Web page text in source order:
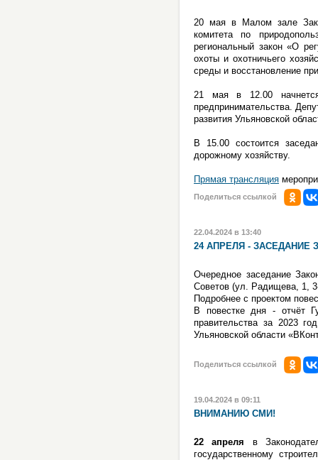
20 мая в Малом зале
комитета по
региональный закон «О
охоты и охотничьего
среды и восстановление
21 мая в 12.00
предпринимательства.
развития Ульяновской
В 15.00 состоится
дорожному хозяйству.
Прямая трансляция
Поделиться ссылкой
22.04.2024 в 13:40
24 АПРЕЛЯ - ЗАСЕДАНИЕ
Очередное заседание
Советов (ул. Радищева, 1,
Подробнее с проектом
В повестке дня - отчёт
правительства за 2023
Ульяновской области
Поделиться ссылкой
19.04.2024 в 09:11
ВНИМАНИЮ СМИ!
22 апреля в
государственному